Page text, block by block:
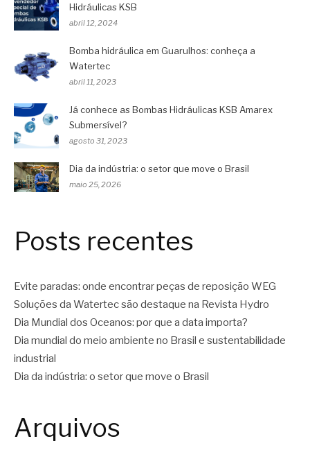
Hidráulicas KSB
abril 12, 2024
Bomba hidráulica em Guarulhos: conheça a
Watertec
abril 11, 2023
Já conhece as Bombas Hidráulicas KSB Amarex
Submersível?
agosto 31, 2023
Dia da indústria: o setor que move o Brasil
maio 25, 2026
Posts recentes
Evite paradas: onde encontrar peças de reposição WEG
Soluções da Watertec são destaque na Revista Hydro
Dia Mundial dos Oceanos: por que a data importa?
Dia mundial do meio ambiente no Brasil e sustentabilidade
industrial
Dia da indústria: o setor que move o Brasil
Arquivos